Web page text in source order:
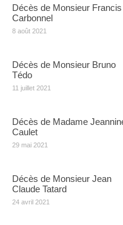
Décès de Monsieur Francis
Carbonnel
8 août 2021
Décès de Monsieur Bruno
Tédo
11 juillet 2021
Décès de Madame
Caulet
29 mai 2021
Décès de Monsieur Jean
Claude Tatard
24 avril 2021